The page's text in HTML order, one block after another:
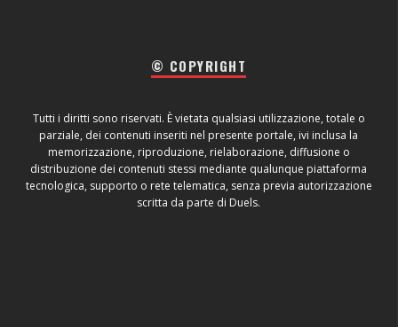
© COPYRIGHT
Tutti i diritti sono riservati. È vietata qualsiasi utilizzazione, totale o
parziale, dei contenuti inseriti nel presente portale, ivi inclusa la
memorizzazione, riproduzione, rielaborazione, diffusione o
distribuzione dei contenuti stessi mediante qualunque piattaforma
tecnologica, supporto o rete telematica, senza previa autorizzazione
scritta da parte di Duels.